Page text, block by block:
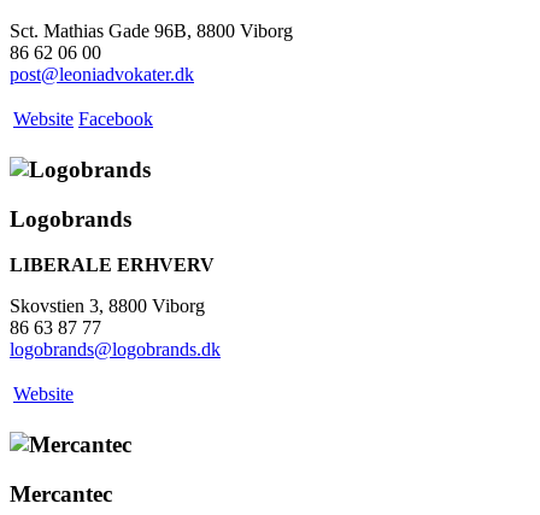
Sct. Mathias Gade 96B, 8800 Viborg
86 62 06 00
post@leoniadvokater.dk
Website Facebook
Logobrands
LIBERALE ERHVERV
Skovstien 3, 8800 Viborg
86 63 87 77
logobrands@logobrands.dk
Website
Mercantec